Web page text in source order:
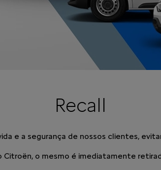
Recall
e a segurança de nossos clientes,
o mesmo é imediatamente